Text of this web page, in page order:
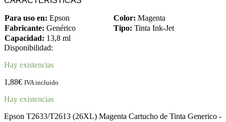
Para uso en: Epson Color: Magenta
Fabricante: Genérico Tipo: Tinta Ink-Jet
Capacidad: 13,8 ml
Disponibilidad:
Hay existencias
1,88€ IVA incluido
Hay existencias
Epson T2633/T2613 (26XL) Magenta Cartucho de Tinta Generico -